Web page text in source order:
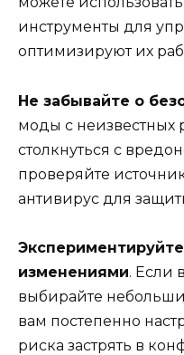
инструменты для
оптимизируют их
Не забывайте о
моды с неизвестных
столкнуться с
проверяйте
антивирус для
изменениями. Если
выбирайте
вам постепенно
риска застрять в